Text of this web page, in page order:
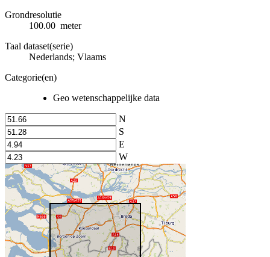
Grondresolutie
100.00 meter
Taal dataset(serie)
Nederlands; Vlaams
Categorie(en)
Geo wetenschappelijke data
N
S
E
W